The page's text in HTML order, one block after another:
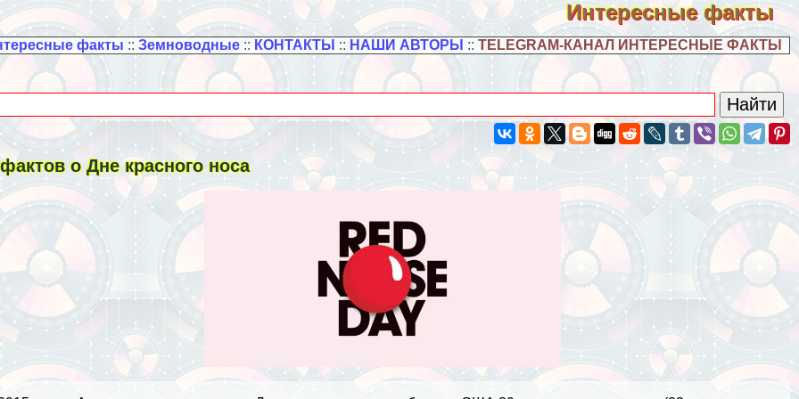
Интересные факты
факты :: Земноводные:: КОНТАКТЫ :: НАШИ АВТОРЫ :: TELEGRAM-КАНАЛ ИНТЕРЕСНЫЕ ФАКТЫ
о Дне красного носа